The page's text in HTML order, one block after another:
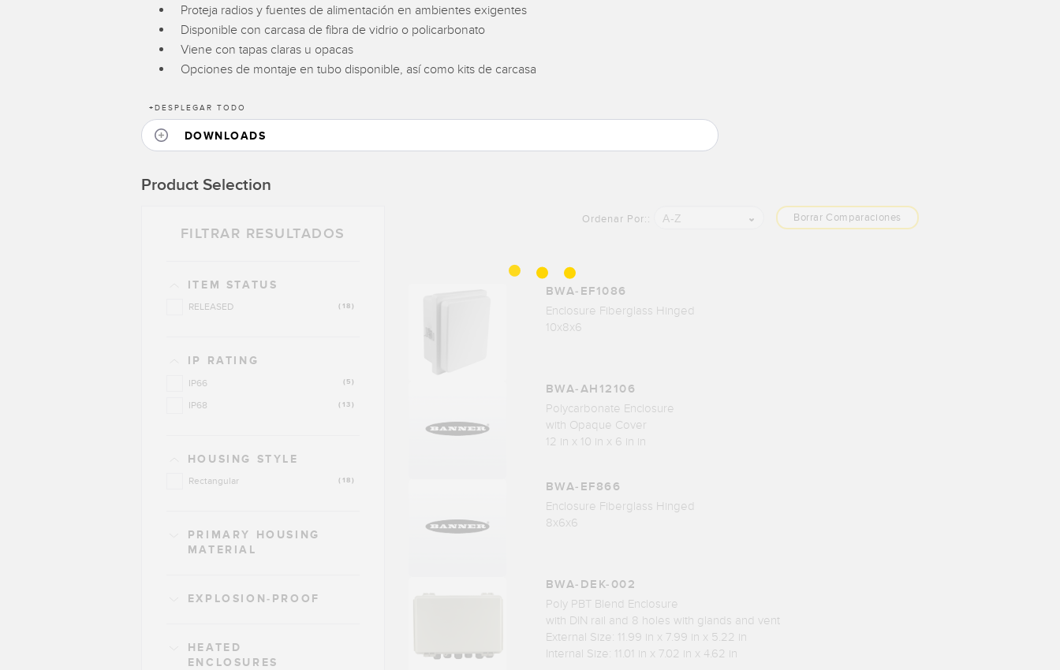
Proteja radios y fuentes de alimentación en ambientes exigentes
Disponible con carcasa de fibra de vidrio o policarbonato
Viene con tapas claras u opacas
Opciones de montaje en tubo disponible, así como kits de carcasa
+DESPLEGAR TODO
DOWNLOADS
Product Selection
FILTRAR RESULTADOS
ITEM STATUS
(18)
RELEASED
IP RATING
(5)
IP66
(13)
IP68
HOUSING STYLE
(18)
Rectangular
PRIMARY HOUSING
MATERIAL
EXPLOSION-PROOF
HEATED
ENCLOSURES
Borrar Comparaciones
Ordenar Por:: A-Z
BWA-EF1086
Enclosure Fiberglass Hinged
10x8x6
BWA-AH12106
Polycarbonate Enclosure
with Opaque Cover
12 in x 10 in x 6 in in
BWA-EF866
Enclosure Fiberglass Hinged
8x6x6
BWA-DEK-002
Poly PBT Blend Enclosure
with DIN rail and 8 holes with glands and vent
External Size: 11.99 in x 7.99 in x 5.22 in
Internal Size: 11.01 in x 7.02 in x 4.62 in